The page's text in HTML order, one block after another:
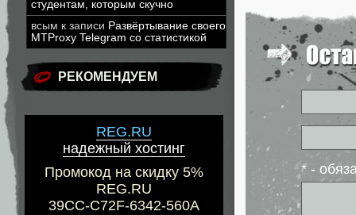
студентам, которым скучно
всым к записи Развёртывание своего
MTProxy Telegram со статистикой
РЕКОМЕНДУЕМ
REG.RU
надежный хостинг
Промокод на скидку 5%
REG.RU
39CC-C72F-6342-560A
* -